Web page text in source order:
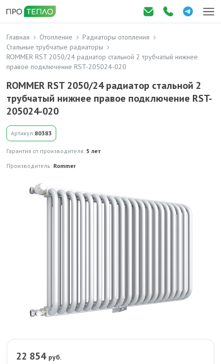
Главная Отопление
Радиаторы отопления
Стальные трубчатые радиаторы
ROMMER RST 2050/24 радиатор стальной 2 трубчатый нижнее
правое подключение RST-205024-020
ROMMER RST 2050/24 радиатор стальной 2
трубчатый нижнее правое подключение RST-
205024-020
Артикул:80383
Гарантия от производителя: 5 лет
Производитель: Rommer
22 854 руб.